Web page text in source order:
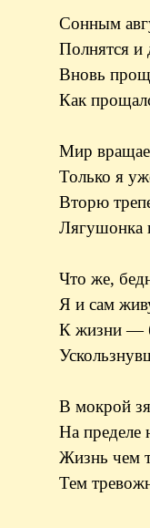
Сонным
Полнятся и
Вновь
Как
Мир
Только я
Вторю
Лягушонка
Что же,
Я и сам
К жизни —
В мокрой
На пределе
Жизнь чем
Тем